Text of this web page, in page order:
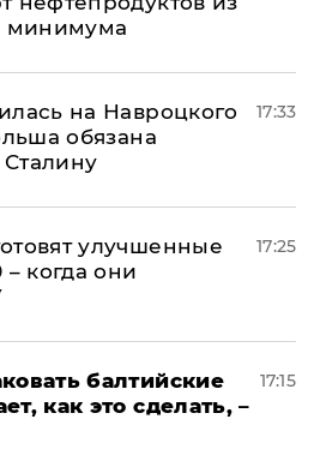
минимума
на Навроцкого
обязана
17:33
улучшенные
когда они
17:25
балтийские
как это сделать, –
17:15